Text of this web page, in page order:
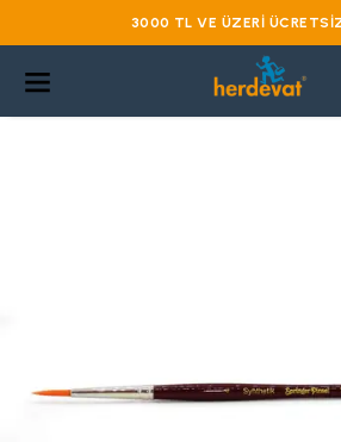
3000 TL VE ÜZERI